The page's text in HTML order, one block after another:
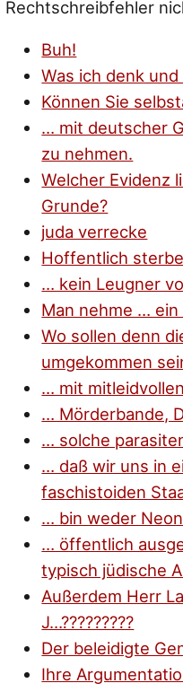
Rechtschreibfehler
Buh!
Was ich denk
Können Sie
… mit deutscher
zu nehmen.
Welcher Evidenz
Grunde?
juda verrecke
Hoffentlich
… kein Leugner
Man nehme …
Wo sollen denn
umgekommen
… mit
… Mörderbande,
… solche
… daß wir uns in
faschistoiden
… bin weder
… öffentlich
typisch jüdische
Außerdem Herr
J…?????????
Der beleidigte
Ihre